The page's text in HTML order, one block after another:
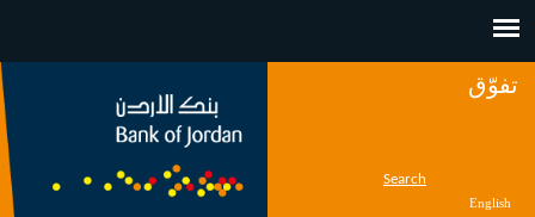
تفوّق
Search
English